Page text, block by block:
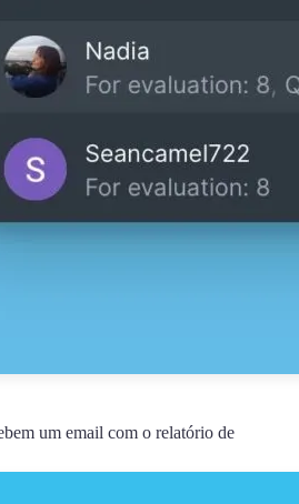
um email com o relatório de